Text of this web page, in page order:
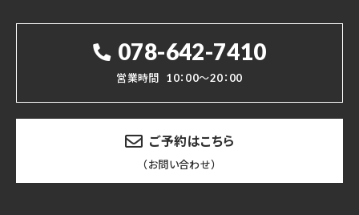
078-642-7410
営業時間 10：00～20：00
ご予約はこちら
（お問い合わせ）